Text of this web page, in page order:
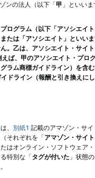
ンの法人（以下「甲 」といい
ログラム（以下「アソシエイ
たは「アソシエイト」とい
。乙は、アソシエイト・サイ
えば、甲のアソシエイト・プ
ラム商標ガイドライン）を
ドライン（報酬と引き換えに
、 別紙1 記載のアマゾン・サ
それぞれを「アマゾン・サイト
はオンライン・ソフトウェア
特別な「タグが付いた 」状態